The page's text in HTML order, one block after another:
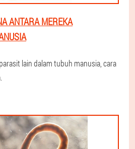
ANTARA MEREKA
lain dalam tubuh manusia, cara